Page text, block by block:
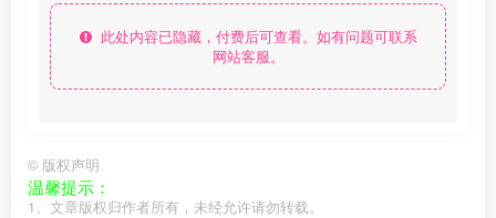
此处内容已隐藏，付费后可查看。如有问题可联系
网站客服。
© 版权声明
温馨提示：
1、文章版权归作者所有，未经允许请勿转载。